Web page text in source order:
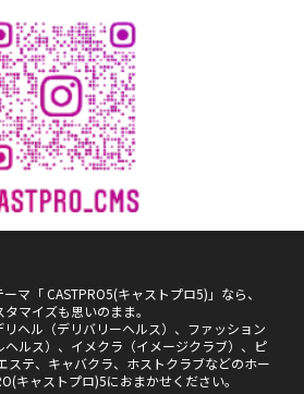
マ「 CASTPRO5(キャストプロ5)」なら、
マイズも思いのまま。
ヘル（デリバリーヘルス）、ファッション
ルス）、イメクラ（イメージクラブ）、ピ
ステ、キャバクラ、ホストクラブなどのホー
キャストプロ)5におまかせください。